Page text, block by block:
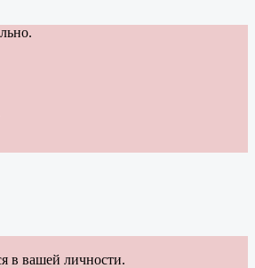
в вашей личности.